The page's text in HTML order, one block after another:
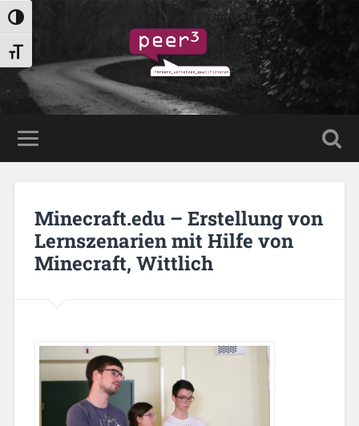
Umschalten auf hohe Kontraste
Schrift vergrößern
Minecraft.edu – Erstellung von
Lernszenarien mit Hilfe von
Minecraft, Wittlich